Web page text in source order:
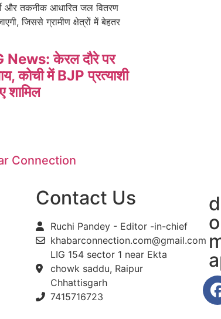
और तकनीक आधारित जल वितरण
जिससे ग्रामीण क्षेत्रों में बेहतर
News: केरल दौरे पर
कोची में BJP प्रत्याशी
शामिल
Connection
Contact Us
Ruchi Pandey - Editor -in-chief
khabarconnection.com@gmail.com
LIG 154 sector 1 near Ekta
chowk saddu, Raipur
Chhattisgarh
7415716723